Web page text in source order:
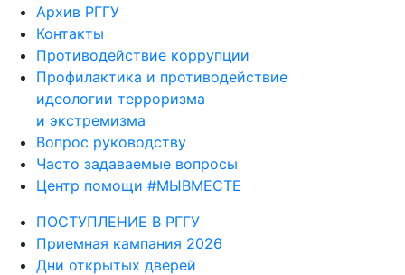
Архив РГГУ
Контакты
Противодействие коррупции
Профилактика и противодействие
идеологии терроризма
и экстремизма
Вопрос руководству
Часто задаваемые вопросы
Центр помощи #МЫВМЕСТЕ
ПОСТУПЛЕНИЕ В РГГУ
Приемная кампания 2026
Дни открытых дверей